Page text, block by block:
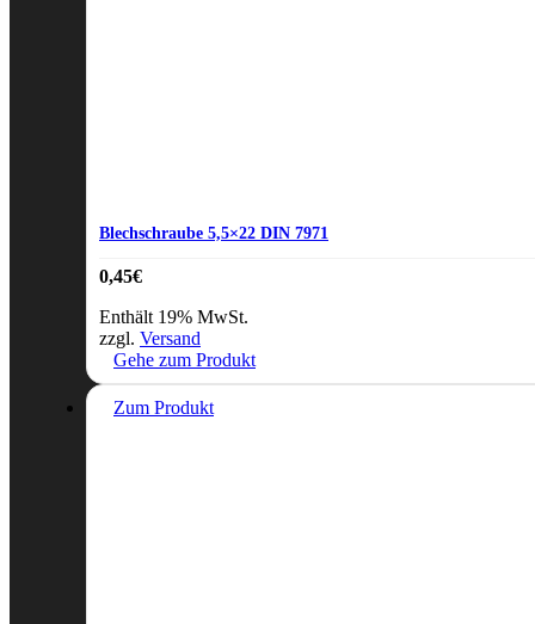
Blechschraube 5,5×22 DIN 7971
0,45€
Enthält 19% MwSt.
zzgl. Versand
Gehe zum Produkt
Zum Produkt